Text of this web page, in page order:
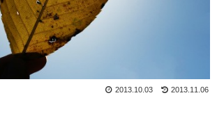
2013.11.06
2013.10.03